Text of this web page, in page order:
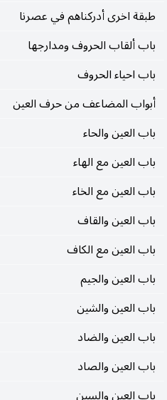
طبقة اخرى أدركناهم في عصرنا
باب ألقاب الحروف ومدارجها
باب احياء الحروف
أبواب المضاعف من حرف العين
باب العين والحاء
باب العين مع الهاء
باب العين مع الخاء
باب العين والقاف
باب العين مع الكاف
باب العين والجيم
باب العين والشين
باب العين والضاد
باب العين والصاد
وتعزَّزلحمُ الناقة ، إذا
وقال أبو عمرو في مسائل
، ثم الشُّعبة ، ثم التَّلْعة ، ثم
وقال الفرّاء :
:
عَزّة.
وقال أبو عبيدةَ في
عُزَيزاوا الفرس : ما بين
العُزَيزاء: عصبة رقيقة
وأنشد في صفة الفرس :
أمِرَّت عُزيزاهُ
ونيطت كُرومهُ